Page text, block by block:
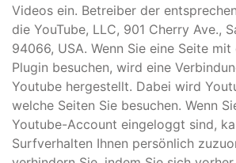
Videos ein. Betreiber der
die YouTube, LLC, 901 Cherry Ave.,
94066, USA. Wenn Sie eine Seite mit
Plugin besuchen, wird eine
Youtube hergestellt. Dabei wird
welche Seiten Sie besuchen. Wenn
Youtube-Account eingeloggt sind,
Surfverhalten Ihnen persönlich